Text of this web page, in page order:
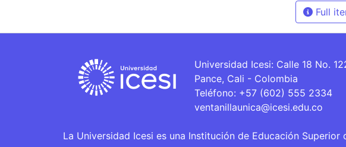
Full
Universidad Icesi: Calle 18 No.
Pance, Cali - Colombia
Teléfono: +57 (602) 555 2334
ventanillaunica@icesi.edu.co
La Universidad Icesi es una Institución de Educación